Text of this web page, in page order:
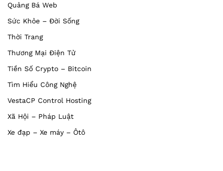
Quảng Bá Web
Sức Khỏe – Đời Sống
Thời Trang
Thương Mại Điện Tử
Tiền Số Crypto – Bitcoin
Tìm Hiểu Công Nghệ
VestaCP Control Hosting
Xã Hội – Pháp Luật
Xe đạp – Xe máy – Ôtô